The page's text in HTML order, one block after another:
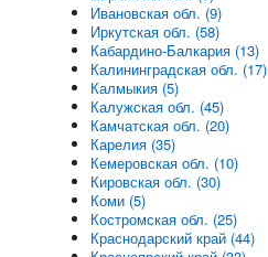
Ивановская обл. (9)
Иркутская обл. (58)
Кабардино-Балкария (13)
Калининградская обл. (17)
Калмыкия (5)
Калужская обл. (45)
Камчатская обл. (20)
Карелия (35)
Кемеровская обл. (10)
Кировская обл. (30)
Коми (5)
Костромская обл. (25)
Краснодарский край (44)